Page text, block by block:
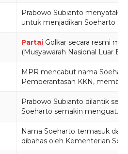
Prabowo Subianto
untuk menjadikan Soeharto
Partai Golkar secara resmi
(Musyawarah Nasional Luar
MPR mencabut nama
Pemberantasan KKN,
Prabowo Subianto dilantik
Soeharto semakin menguat.
Nama Soeharto termasuk
dibahas oleh Kementerian